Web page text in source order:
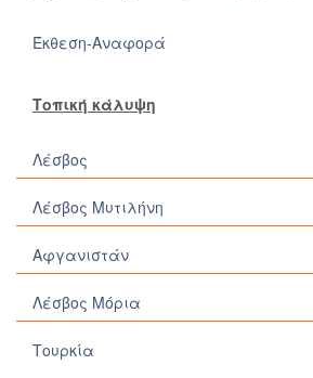
Έκθεση-Αναφορά
Τοπική κάλυψη
Λέσβος
Λέσβος Μυτιλήνη
Αφγανιστάν
Λέσβος Μόρια
Τουρκία